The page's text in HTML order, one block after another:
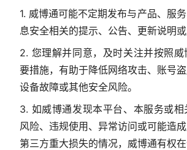
1. 威博通可能不定期发布与产品、服
息安全相关的提示、公告、更新说明或
2. 您理解并同意，及时关注并按照
要措施，有助于降低网络攻击、账号盗
设备故障或其他安全风险。
3. 如威博通发现本平台、本服务或
风险、违规使用、异常访问或可能造
第三方重大损失的情况，威博通有权